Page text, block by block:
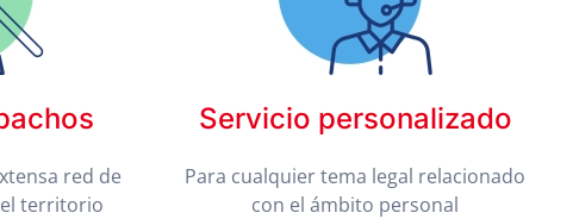
red de
territorio
Servicio personalizado
Para cualquier tema legal relacionado
con el ámbito personal